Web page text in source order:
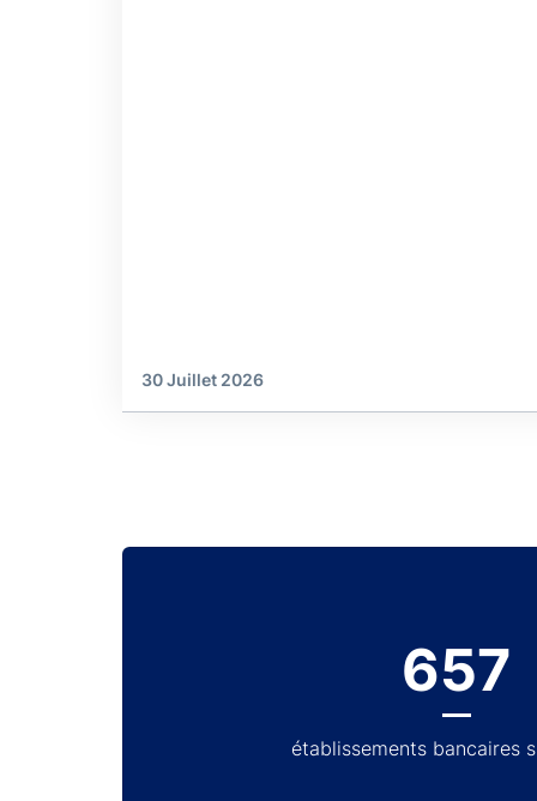
30 Juillet 2026
657
établissements bancaires